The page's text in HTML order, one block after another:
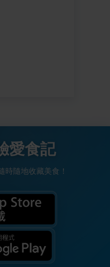
愛食記
時隨地收藏美食！